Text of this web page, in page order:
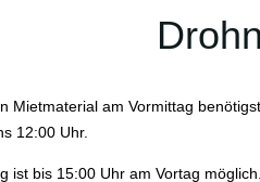
Mietmaterial am Vormittag
12:00 Uhr.
ist bis 15:00 Uhr am Vortag